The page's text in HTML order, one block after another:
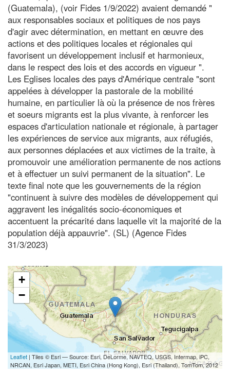
(Guatemala), (voir Fides 1/9/2022) avaient demandé "
aux responsables sociaux et politiques de nos pays
d'agir avec détermination, en mettant en œuvre des
actions et des politiques locales et régionales qui
favorisent un développement inclusif et harmonieux,
dans le respect des lois et des accords en vigueur ".
Les Eglises locales des pays d'Amérique centrale "sont
appelées à développer la pastorale de la mobilité
humaine, en particulier là où la présence de nos frères
et soeurs migrants est la plus vivante, à renforcer les
espaces d'articulation nationale et régionale, à partager
les expériences de service aux migrants, aux réfugiés,
aux personnes déplacées et aux victimes de la traite, à
promouvoir une amélioration permanente de nos actions
et à effectuer un suivi permanent de la situation". Le
texte final note que les gouvernements de la région
"continuent à suivre des modèles de développement qui
aggravent les inégalités socio-économiques et
accentuent la précarité dans laquelle vit la majorité de la
population déjà appauvrie". (SL) (Agence Fides
31/3/2023)
+
−
Leaflet | Tiles © Esri — Source: Esri, DeLorme, NAVTEQ, USGS, Intermap, iPC,
NRCAN, Esri Japan, METI, Esri China (Hong Kong), Esri (Thailand), TomTom, 2012